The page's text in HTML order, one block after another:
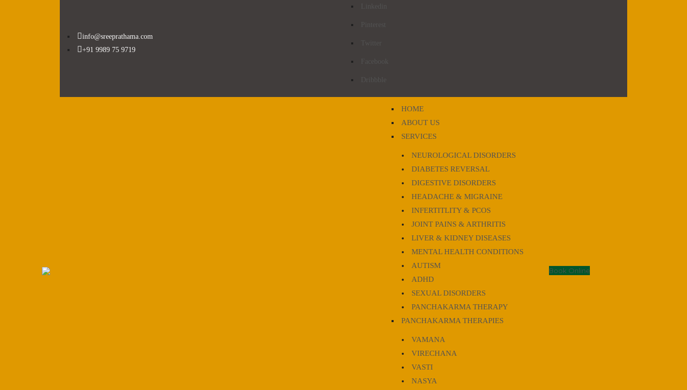
info@sreeprathama.com
+91 9989 75 9719
HOME
ABOUT US
SERVICES
NEUROLOGICAL DISORDERS
DIABETES REVERSAL
DIGESTIVE DISORDERS
HEADACHE & MIGRAINE
INFERTITLITY & PCOS
JOINT PAINS & ARTHRITIS
LIVER & KIDNEY DISEASES
MENTAL HEALTH CONDITIONS
AUTISM
ADHD
SEXUAL DISORDERS
PANCHAKARMA THERAPY
PANCHAKARMA THERAPIES
VAMANA
VIRECHANA
VASTI
NASYA
Book Online